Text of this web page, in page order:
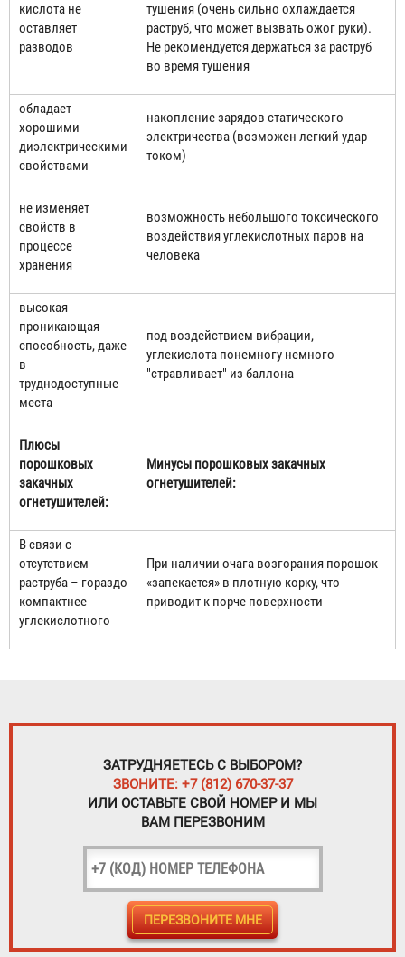
кислота не
оставляет
разводов
тушения (очень сильно охлаждается
раструб, что может вызвать ожог руки).
Не рекомендуется держаться за раструб
во время тушения
обладает
хорошими
диэлектрическими
свойствами
накопление зарядов статического
электричества (возможен легкий удар
током)
не изменяет
свойств в
процессе
хранения
возможность небольшого токсического
воздействия углекислотных паров на
человека
высокая
проникающая
способность, даже
в
труднодоступные
места
под воздействием вибрации,
углекислота понемногу немного
"стравливает" из баллона
Плюсы
порошковых
закачных
огнетушителей:
Минусы порошковых закачных
огнетушителей:
В связи с
отсутствием
раструба – гораздо
компактнее
углекислотного
При наличии очага возгорания порошок
«запекается» в плотную корку, что
приводит к порче поверхности
ЗАТРУДНЯЕТЕСЬ С ВЫБОРОМ?
ЗВОНИТЕ: +7 (812) 670-37-37
ИЛИ ОСТАВЬТЕ СВОЙ НОМЕР И МЫ
ВАМ ПЕРЕЗВОНИМ